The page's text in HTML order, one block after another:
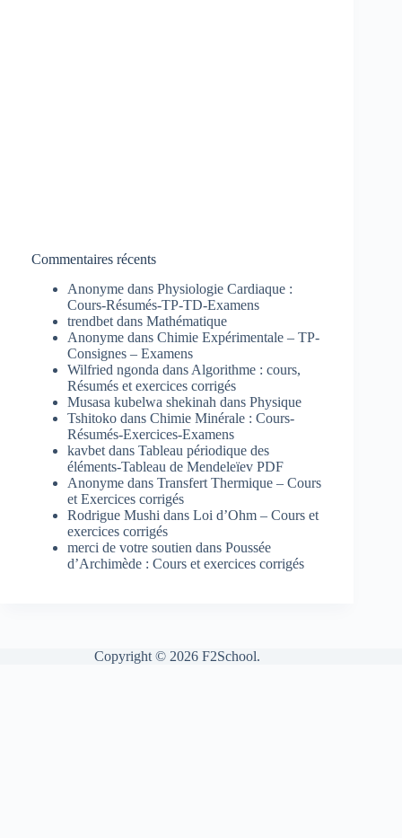
Commentaires récents
Anonyme dans Physiologie Cardiaque :
Cours-Résumés-TP-TD-Examens
trendbet dans Mathématique
Anonyme dans Chimie Expérimentale – TP-
Consignes – Examens
Wilfried ngonda dans Algorithme : cours,
Résumés et exercices corrigés
Musasa kubelwa shekinah dans Physique
Tshitoko dans Chimie Minérale : Cours-
Résumés-Exercices-Examens
kavbet dans Tableau périodique des
éléments-Tableau de Mendeleïev PDF
Anonyme dans Transfert Thermique – Cours
et Exercices corrigés
Rodrigue Mushi dans Loi d’Ohm – Cours et
exercices corrigés
merci de votre soutien dans Poussée
d’Archimède : Cours et exercices corrigés
Copyright © 2026 F2School.